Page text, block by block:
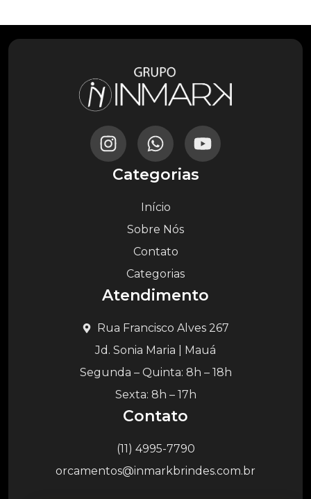
Categorias
Início
Sobre Nós
Contato
Categorias
Atendimento
Rua Francisco Alves 267
Jd. Sonia Maria | Mauá
Segunda – Quinta: 8h – 18h
Sexta: 8h – 17h
Contato
(11) 4995-7790
orcamentos@inmarkbrindes.com.br